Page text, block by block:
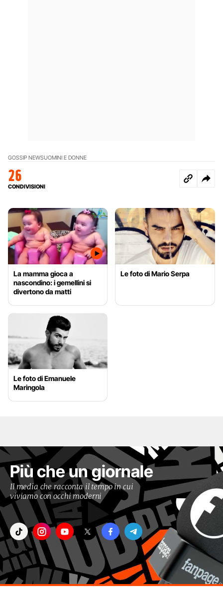
GOSSIP NEWSUOMINI E DONNE
26
CONDIVISIONI
La mamma gioca a
nascondino: i gemellini si
divertono da matti
Le foto di Mario Serpa
Le foto di Emanuele
Maringola
Più che un giornale
Il media che racconta il tempo in cui
viviamo con occhi moderni